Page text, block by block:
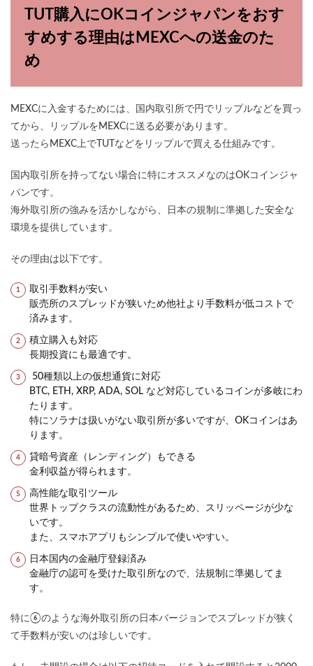
TUT購入にOKコインジャパンをおす
すめする理由はMEXCへの送金のた
め
MEXCに入金するためには、国内取引所で円でリップルなどを買っ
てから、リップルをMEXCに送る必要があります。
送ったらMEXC上でTUTなどをリップルで買える仕組みです。
国内取引所を持ってない場合に特にオススメなのはOKコインジャ
パンです。
海外取引所の強みを活かしながら、日本の規制に準拠した安全な
環境を提供しています。
その理由は以下です。
取引手数料が安い
販売所のスプレッドが狭いため他社より手数料が低コストで
済みます。
積立購入も対応
長期投資にも最適です。
50種類以上の仮想通貨に対応
BTC, ETH, XRP, ADA, SOL など対応しているコインが多岐にわ
たります。
特にソラナは扱いがない取引所が多いですが、OKコインはあ
ります。
貸暗号資産（レンディング）もできる
金利収益が得られます。
高性能な取引ツール
世界トップクラスの流動性があるため、スリッページが少な
いです。
また、スマホアプリもシンプルで使いやすい。
日本国内の金融庁登録済み
金融庁の認可を受けた取引所なので、法規制に準拠してま
す。
特に⑥のような海外取引所の日本バージョンでスプレッドが狭く
て手数料が安いのは珍しいです。